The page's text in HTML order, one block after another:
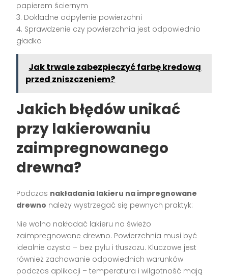
papierem ściernym
3. Dokładne odpylenie powierzchni
4. Sprawdzenie czy powierzchnia jest odpowiednio
gładka
Jak trwale zabezpieczyć farbę kredową
przed zniszczeniem?
Jakich błędów unikać
przy lakierowaniu
zaimpregnowanego
drewna?
Podczas nakładania lakieru na impregnowane
drewno należy wystrzegać się pewnych praktyk:
Nie wolno nakładać lakieru na świeżo
zaimpregnowane drewno. Powierzchnia musi być
idealnie czysta – bez pyłu i tłuszczu. Kluczowe jest
również zachowanie odpowiednich warunków
podczas aplikacji – temperatura i wilgotność mają